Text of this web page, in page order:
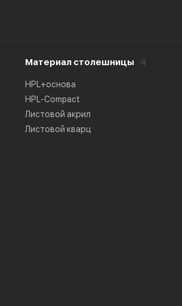
Материал столешницы 4
HPL+основа
HPL-Compact
Листовой акрил
Листовой кварц